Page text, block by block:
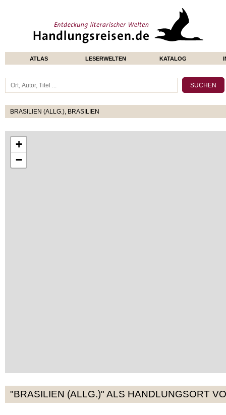
ATLAS LESERWELTEN KATALOG
BRASILIEN (ALLG.), BRASILIEN
+
−
"BRASILIEN (ALLG.)" ALS HANDLUNGSORT